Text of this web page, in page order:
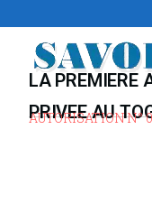
contenu
LA PREMIERE
PRIVEE AU
AUTORISATION N°